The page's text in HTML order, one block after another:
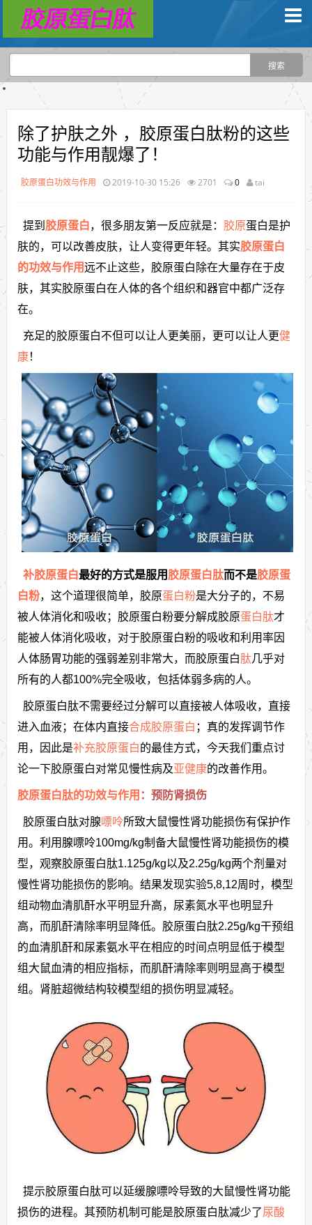
除了护肤之外 ，胶原蛋白肽粉的这些
功能与作用靓爆了！
胶原蛋白功效与作用 2019-10-30 15:26 2701 0 tai
提到 胶原蛋白 ，很多朋友第一反应就是： 胶原蛋白是护
肤的，可以改善皮肤，让人变得更年轻。其实胶原蛋白
的功效与作用远不止这些，胶原蛋白除在大量存在于皮
肤，其实胶原蛋白在人体的各个组织和器官中都广泛存
在。
充足的胶原蛋白不但可以让人更美丽，更可以让人更健
康！
补胶原蛋白最好的方式是服用 胶原蛋白肽而不是胶原蛋
白粉，这个道理很简单，胶原蛋白粉是大分子的，不易
被人体消化和吸收；胶原蛋白粉要分解成胶原蛋白肽才
能被人体消化吸收，对于胶原蛋白粉的吸收和利用率因
人体肠胃功能的强弱差别非常大，而胶原蛋白肽几乎对
所有的人都100%完全吸收，包括体弱多病的人。
胶原蛋白肽不需要经过分解可以直接被人体吸收，直接
进入血液；在体内直接合成胶原蛋白 ；真的发挥调节作
用，因此是补充胶原蛋白的最佳方式，今天我们重点讨
论一下胶原蛋白对常见慢性病及亚健康的改善作用。
胶原蛋白肽的功效与作用 ：预防肾损伤
胶原蛋白肽对腺嘌呤所致大鼠慢性肾功能损伤有保护作
用。利用腺嘌呤100mg/kg制备大鼠慢性肾功能损伤的模
型，观察胶原蛋白肽1.125g/kg以及2.25g/kg两个剂量对
慢性肾功能损伤的影响。结果发现实验5,8,12周时，模型
组动物血清肌酐水平明显升高，尿素氮水平也明显升
高，而肌酐清除率明显降低。胶原蛋白肽2.25g/kg干预组
的血清肌酐和尿素氨水平在相应的时间点明显低于模型
组大鼠血清的相应指标，而肌酐清除率则明显高于模型
组。肾脏超微结构较模型组的损伤明显减轻。
提示胶原蛋白肽可以延缓腺嘌呤导致的大鼠慢性肾功能
损伤的进程。其预防机制可能是胶原蛋白肽减少了尿酸